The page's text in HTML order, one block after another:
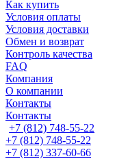
Как купить
Условия оплаты
Условия доставки
Обмен и возврат
Контроль качества
FAQ
Компания
О компании
Контакты
Контакты
+7 (812) 748-55-22
+7 (812) 748-55-22
+7 (812) 337-60-66